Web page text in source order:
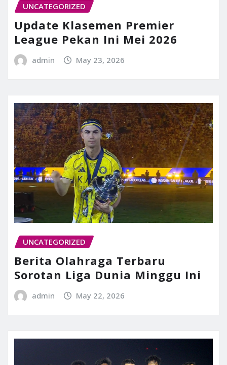
UNCATEGORIZED
Update Klasemen Premier
League Pekan Ini Mei 2026
admin May 23, 2026
UNCATEGORIZED
Berita Olahraga Terbaru
Sorotan Liga Dunia Minggu Ini
admin May 22, 2026